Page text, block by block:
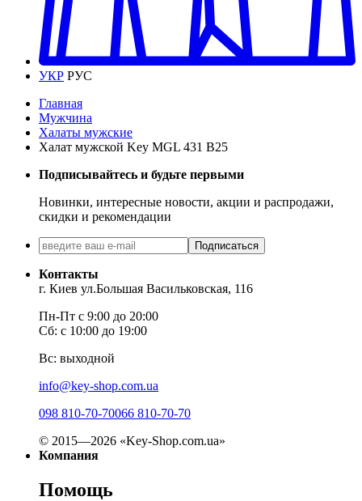
УКР РУС
Главная
Мужчина
Халаты мужские
Халат мужской Key MGL 431 B25
Подписывайтесь и будьте первыми
Новинки, интересные новости, акции и распродажи,
скидки и рекомендации
Подписаться
Контакты
г. Киев ул.Большая Васильковская, 116
Пн-Пт с 9:00 до 20:00
Сб: с 10:00 до 19:00
Вс: выходной
info@key-shop.com.ua
098 810-70-70066 810-70-70
© 2015—2026 «Key-Shop.com.ua»
Компания
Помощь